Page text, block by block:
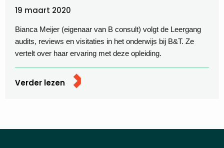
19 maart 2020
Bianca Meijer (eigenaar van B consult) volgt de Leergang
audits, reviews en visitaties in het onderwijs bij B&T. Ze
vertelt over haar ervaring met deze opleiding.
Verder lezen